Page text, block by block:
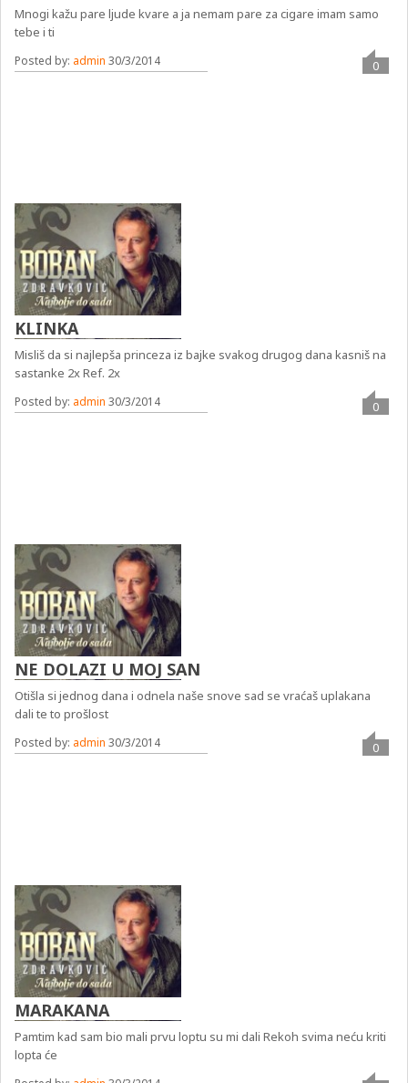
Mnogi kažu pare ljude kvare a ja nemam pare za cigare imam samo
tebe i ti
Posted by: admin 30/3/2014 0
KLINKA
Misliš da si najlepša princeza iz bajke svakog drugog dana kasniš na
sastanke 2x Ref. 2x
Posted by: admin 30/3/2014 0
NE DOLAZI U MOJ SAN
Otišla si jednog dana i odnela naše snove sad se vraćaš uplakana
dali te to prošlost
Posted by: admin 30/3/2014 0
MARAKANA
Pamtim kad sam bio mali prvu loptu su mi dali Rekoh svima neću kriti
lopta će